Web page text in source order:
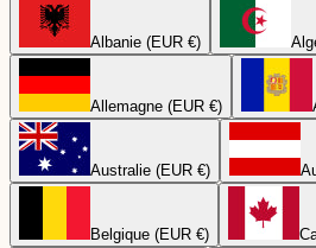
Albanie (EUR €)
Allemagne (EUR €)
Australie (EUR €)
Belgique (EUR €)